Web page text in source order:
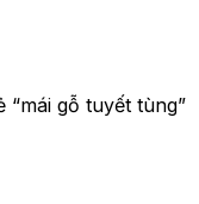
“mái gỗ tuyết tùng”